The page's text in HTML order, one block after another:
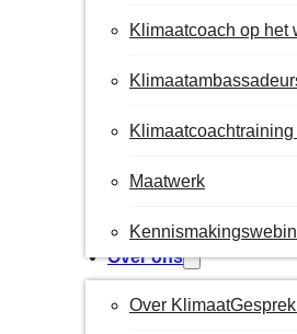
Klimaatcoach op het
Maatwerk
Over ons
Over